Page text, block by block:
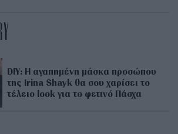
DIY: Η αγαπημένη μάσκα προσώπου
της Irina Shayk θα σου χαρίσει το
τέλειο look για το φετινό Πάσχα